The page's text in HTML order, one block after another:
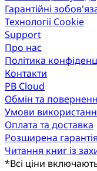
Гарантійні
Технології Cookie
Support
Про нас
Політика
Контакти
PB Cloud
Обмін та
Умови
Оплата та доставка
Розширена гарантія
Читання книг із
*Всі ціни